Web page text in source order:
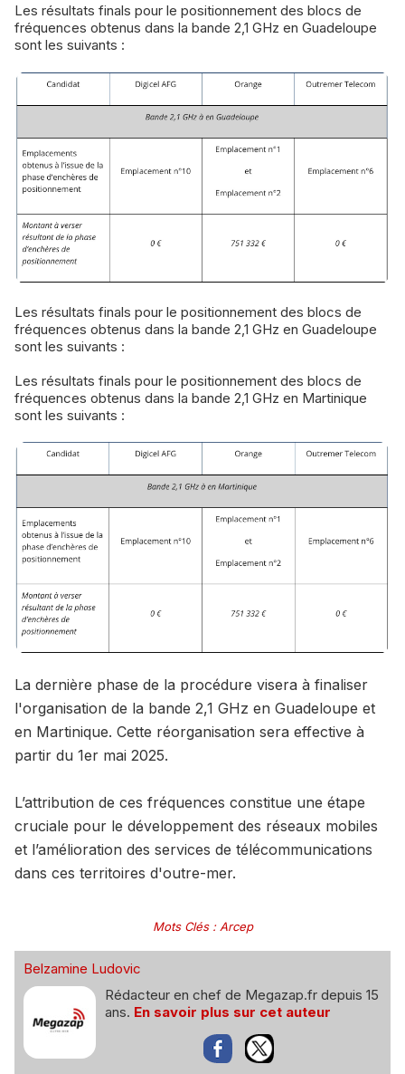
Les résultats finals pour le positionnement des blocs de
fréquences obtenus dans la bande 2,1 GHz en Guadeloupe
sont les suivants :
Les résultats finals pour le positionnement des blocs de
fréquences obtenus dans la bande 2,1 GHz en Guadeloupe
sont les suivants :
Les résultats finals pour le positionnement des blocs de
fréquences obtenus dans la bande 2,1 GHz en Martinique
sont les suivants :
La dernière phase de la procédure visera à finaliser
l'organisation de la bande 2,1 GHz en Guadeloupe et
en Martinique. Cette réorganisation sera effective à
partir du 1er mai 2025.
L’attribution de ces fréquences constitue une étape
cruciale pour le développement des réseaux mobiles
et l’amélioration des services de télécommunications
dans ces territoires d'outre-mer.
Mots Clés: Arcep
Belzamine Ludovic
Rédacteur en chef de Megazap.fr depuis 15
ans. En savoir plus sur cet auteur